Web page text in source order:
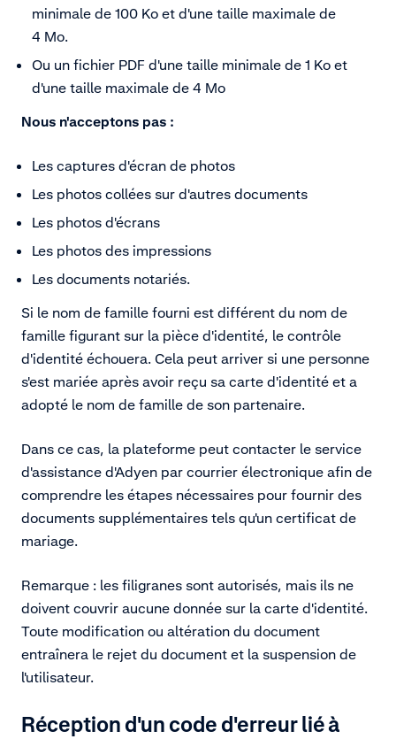
minimale de 100 Ko et d'une taille maximale de
4 Mo.
Ou un fichier PDF d'une taille minimale de 1 Ko et
d'une taille maximale de 4 Mo
Nous n'acceptons pas :
Les captures d'écran de photos
Les photos collées sur d'autres documents
Les photos d'écrans
Les photos des impressions
Les documents notariés.
Si le nom de famille fourni est différent du nom de
famille figurant sur la pièce d'identité, le contrôle
d'identité échouera. Cela peut arriver si une personne
s'est mariée après avoir reçu sa carte d'identité et a
adopté le nom de famille de son partenaire.
Dans ce cas, la plateforme peut contacter le service
d'assistance d'Adyen par courrier électronique afin de
comprendre les étapes nécessaires pour fournir des
documents supplémentaires tels qu'un certificat de
mariage.
Remarque : les filigranes sont autorisés, mais ils ne
doivent couvrir aucune donnée sur la carte d'identité.
Toute modification ou altération du document
entraînera le rejet du document et la suspension de
l'utilisateur.
Réception d'un code d'erreur lié à